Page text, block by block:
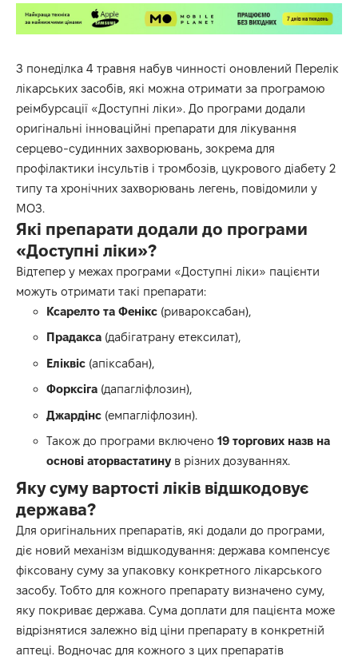
З понеділка 4 травня набув чинності оновлений Перелік
лікарських засобів, які можна отримати за програмою
реімбурсації «Доступні ліки». До програми додали
оригінальні інноваційні препарати для лікування
серцево-судинних захворювань, зокрема для
профілактики інсультів і тромбозів, цукрового діабету 2
типу та хронічних захворювань легень, повідомили у
МОЗ.
Які препарати додали до програми
«Доступні ліки»?
Відтепер у межах програми «Доступні ліки» пацієнти
можуть отримати такі препарати:
Ксарелто та Фенікс(ривароксабан),
Прадакса(дабігатрану етексилат),
Еліквіс(апіксабан),
Форксіга(дапагліфлозин),
Джардінс(емпагліфлозин).
Також до програми включено 19 торгових назв на
основі аторвастатинув різних дозуваннях.
Яку суму вартості ліків відшкодовує
держава?
Для оригінальних препаратів, які додали до програми,
діє новий механізм відшкодування: держава компенсує
фіксовану суму за упаковку конкретного лікарського
засобу. Тобто для кожного препарату визначено суму,
яку покриває держава. Сума доплати для пацієнта може
відрізнятися залежно від ціни препарату в конкретній
аптеці. Водночас для кожного з цих препаратів